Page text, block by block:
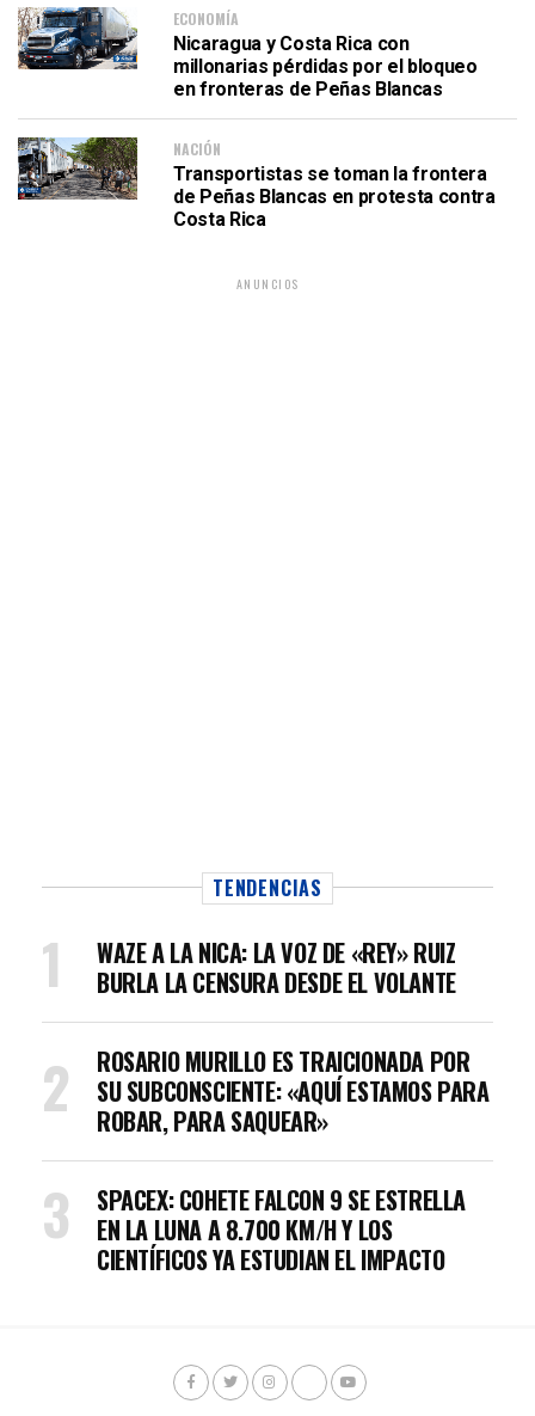
ECONOMÍA
Nicaragua y Costa Rica con
millonarias pérdidas por el bloqueo
en fronteras de Peñas Blancas
NACIÓN
Transportistas se toman la frontera
de Peñas Blancas en protesta contra
Costa Rica
ANUNCIOS
TENDENCIAS
WAZE A LA NICA: LA VOZ DE «REY» RUIZ
BURLA LA CENSURA DESDE EL VOLANTE
ROSARIO MURILLO ES TRAICIONADA POR
SU SUBCONSCIENTE: «AQUÍ ESTAMOS PARA
ROBAR, PARA SAQUEAR»
SPACEX: COHETE FALCON 9 SE ESTRELLA
EN LA LUNA A 8.700 KM/H Y LOS
CIENTÍFICOS YA ESTUDIAN EL IMPACTO